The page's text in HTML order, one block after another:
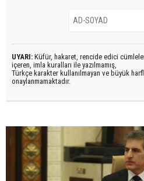
UYARI: Küfür, hakaret, rencide edici
içeren, imla kuralları ile yazılmamış,
Türkçe karakter kullanılmayan ve büyük
onaylanmamaktadır.